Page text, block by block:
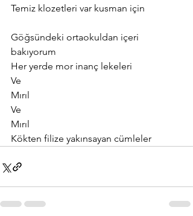
Temiz klozetleri var kusman için
Göğsündeki ortaokuldan içeri
bakıyorum
Her yerde mor inanç lekeleri
Ve
Mırıl
Ve
Mırıl
Kökten filize yakınsayan cümleler